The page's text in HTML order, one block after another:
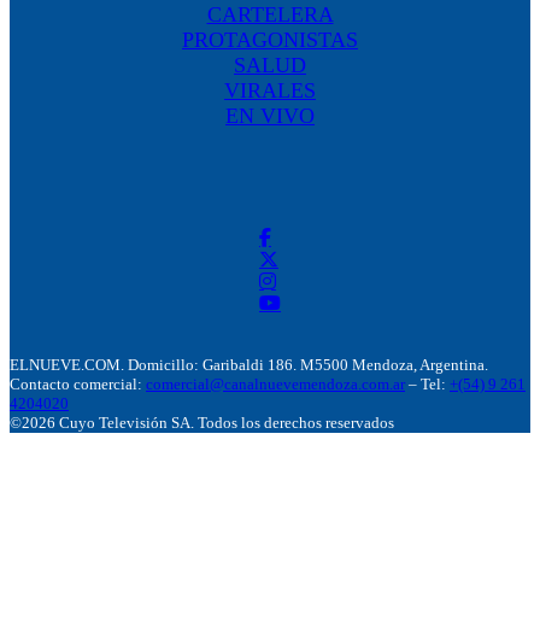
CARTELERA
PROTAGONISTAS
SALUD
VIRALES
EN VIVO
ELNUEVE.COM. Domicillo: Garibaldi 186. M5500 Mendoza, Argentina.
Contacto comercial: comercial@canalnuevemendoza.com.ar – Tel: +(54) 9 261
4204020
©2026 Cuyo Televisión SA. Todos los derechos reservados